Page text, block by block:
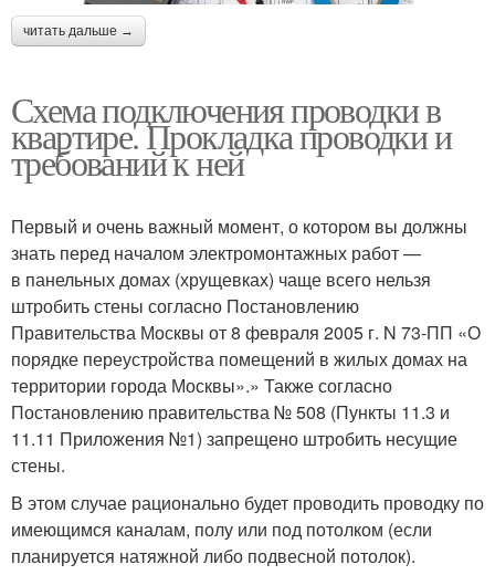
читать дальше →
Схема подключения проводки в
квартире. Прокладка проводки и
требований к ней
Первый и очень важный момент, о котором вы должны
знать перед началом электромонтажных работ —
в панельных домах (хрущевках) чаще всего нельзя
штробить стены согласно Постановлению
Правительства Москвы от 8 февраля 2005 г. N 73-ПП «О
порядке переустройства помещений в жилых домах на
территории города Москвы».» Также согласно
Постановлению правительства № 508 (Пункты 11.3 и
11.11 Приложения №1) запрещено штробить несущие
стены.
В этом случае рационально будет проводить проводку по
имеющимся каналам, полу или под потолком (если
планируется натяжной либо подвесной потолок).